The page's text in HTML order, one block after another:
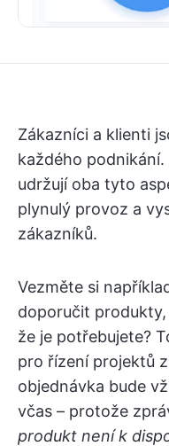
Zákazníci a klienti
každého
udržují oba tyto
plynulý provoz a
zákazníků.
Vezměte si
doporučit
že je potřebujete?
pro řízení projektů
objednávka bude
včas – protože
produkt není k